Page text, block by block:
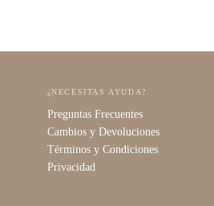
¿NECESITAS AYUDA?
Preguntas Frecuentes
Cambios y Devoluciones
Términos y Condiciones
Privacidad